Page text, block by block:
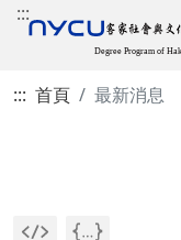
:::
::: 首頁 最新消息